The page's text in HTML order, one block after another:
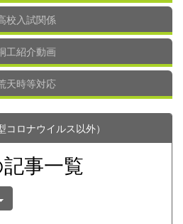
校入試関係
工紹介動画
天時等対応
ロナウイルス以外）
事一覧